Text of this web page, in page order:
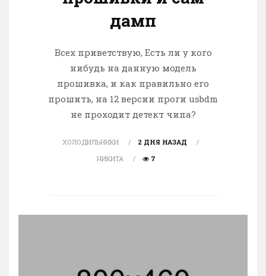
дамп
Всех приветствую, Есть ли у кого
нибудь на данную модель
прошивка, и как правильно его
прошить, на 12 версии проги usbdm
не проходит детект чипа?
ХОЛОДИЛЬНИКИ
2 ДНЯ НАЗАД
НИКИТА
7